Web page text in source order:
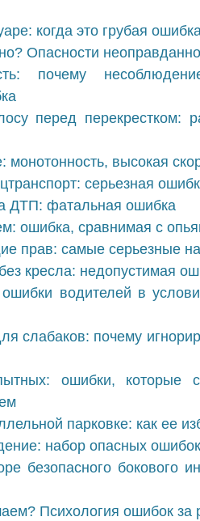
когда это грубая
Опасности неоправданно
почему
перед перекрестком:
монотонность, высокая
серьезная
ДТП: фатальная ошибка
ошибка, сравнимая с
прав: самые серьезные
кресла: недопустимая
водителей в
слабаков: почему
ошибки, которые
парковке: как ее
набор опасных ошибок
безопасного бокового
Психология ошибок за